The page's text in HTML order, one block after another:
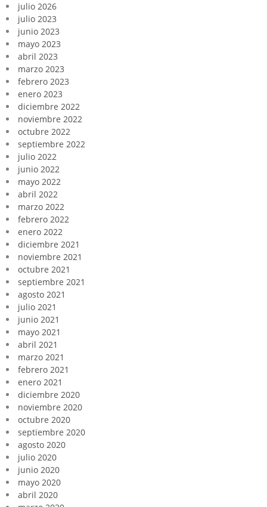
julio 2026
julio 2023
junio 2023
mayo 2023
abril 2023
marzo 2023
febrero 2023
enero 2023
diciembre 2022
noviembre 2022
octubre 2022
septiembre 2022
julio 2022
junio 2022
mayo 2022
abril 2022
marzo 2022
febrero 2022
enero 2022
diciembre 2021
noviembre 2021
octubre 2021
septiembre 2021
agosto 2021
julio 2021
junio 2021
mayo 2021
abril 2021
marzo 2021
febrero 2021
enero 2021
diciembre 2020
noviembre 2020
octubre 2020
septiembre 2020
agosto 2020
julio 2020
junio 2020
mayo 2020
abril 2020